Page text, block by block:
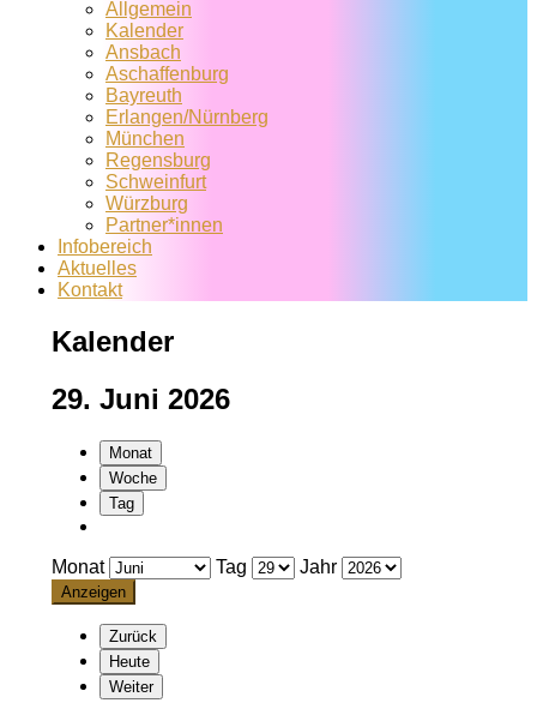
Allgemein
Kalender
Ansbach
Aschaffenburg
Bayreuth
Erlangen/Nürnberg
München
Regensburg
Schweinfurt
Würzburg
Partner*innen
Infobereich
Aktuelles
Kontakt
Kalender
29. Juni 2026
Monat
Woche
Tag
Monat Tag Jahr
Zurück
Heute
Weiter